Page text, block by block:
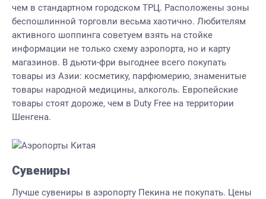
чем в стандартном городском ТРЦ. Расположены зоны
беспошлинной торговли весьма хаотично. Любителям
активного шоппинга советуем взять на стойке
информации не только схему аэропорта, но и карту
магазинов. В дьюти-фри выгоднее всего покупать
товары из Азии: косметику, парфюмерию, знаменитые
товары народной медицины, алкоголь. Европейские
товары стоят дороже, чем в Duty Free на территории
Шенгена.
Сувениры
Лучше сувениры в аэропорту Пекина не покупать. Цены